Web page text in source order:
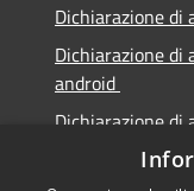
Dichiarazione di
Dichiarazione di
android
Dichiarazione di